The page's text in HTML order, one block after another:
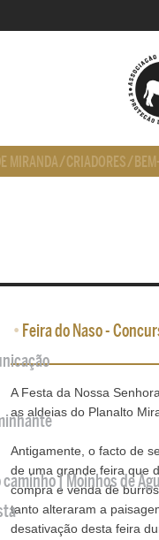
MIRANDA/CRIADORES/
• Feira do Naso -
A Festa da Nossa
as aldeias do Planalto
Antigamente, o facto de
de uma grande feira que
compra e venda de
tanto alteraram a
desativação desta feira
| Moinhos de